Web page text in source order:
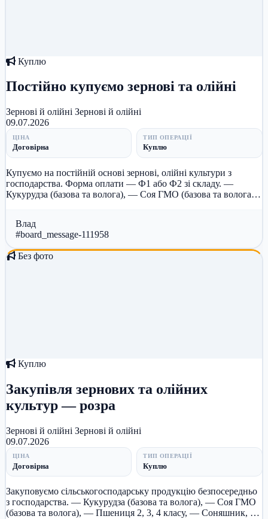
Куплю
Постійно купуємо зернові та олійні
Зернові й олійні Зернові й олійні
09.07.2026
ЦІНА
Договірна
ТИП ОПЕРАЦІЇ
Куплю
Купуємо на постійній основі зернові, олійні культури з
господарства. Форма оплати — Ф1 або Ф2 зі складу. —
Кукурудза (базова та волога), — Соя ГМО (базова та волога),
Влад
#board_message-111958
Без фото
Куплю
Закупівля зернових та олійних
культур — розра
Зернові й олійні Зернові й олійні
09.07.2026
ЦІНА
Договірна
ТИП ОПЕРАЦІЇ
Куплю
Закуповуємо сільськогосподарську продукцію безпосередньо
з господарства. — Кукурудза (базова та волога), — Соя ГМО
(базова та волога), — Пшениця 2, 3, 4 класу, — Соняшник, —